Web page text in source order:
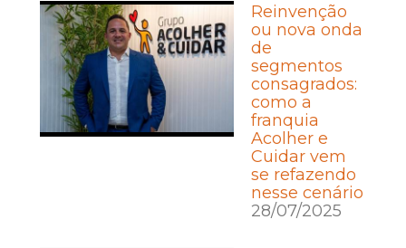
Reinvenção
ou nova onda
de
segmentos
consagrados:
como a
franquia
Acolher e
Cuidar vem
se refazendo
nesse cenário
28/07/2025